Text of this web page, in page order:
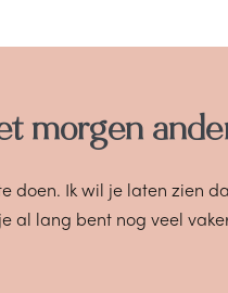
morgen
doen. Ik wil je laten zien
al lang bent nog veel